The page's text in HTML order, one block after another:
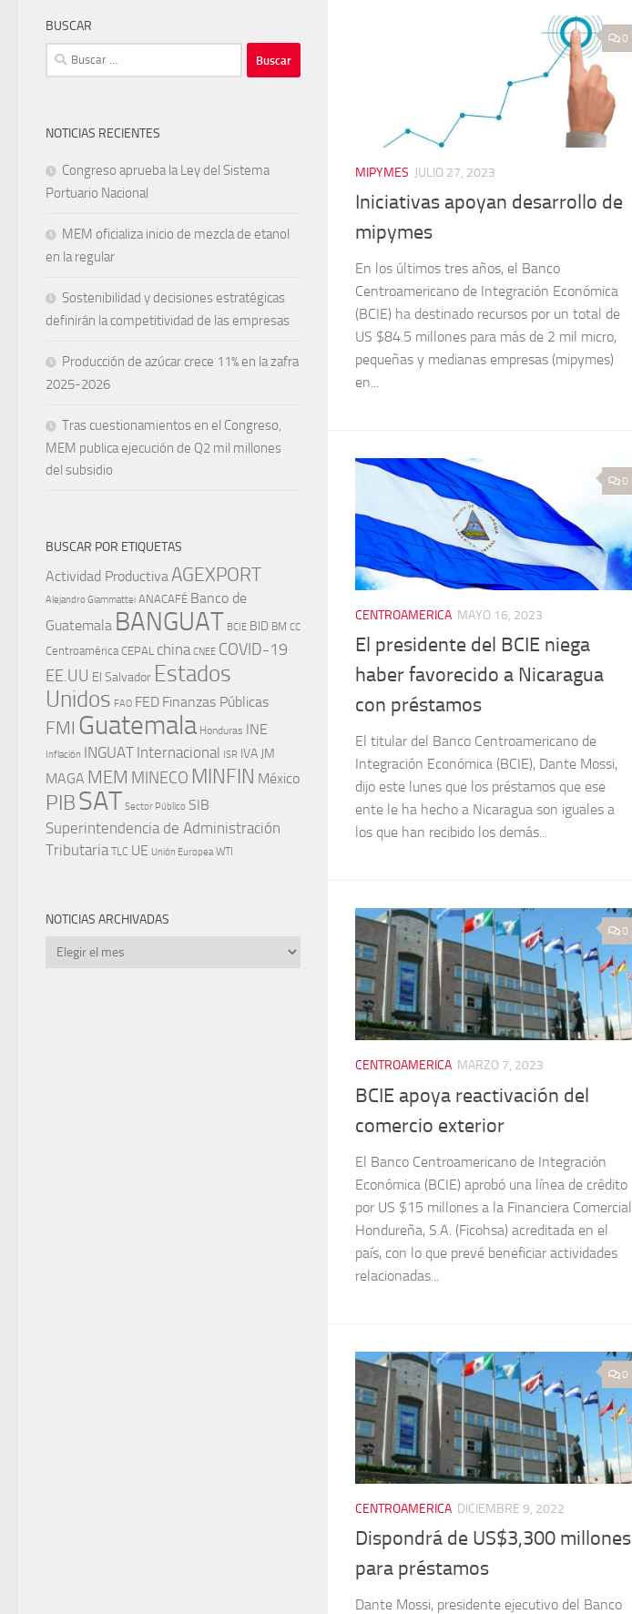
0
MIPYMES JULIO 27, 2023
Iniciativas apoyan desarrollo de
mipymes
En los últimos tres años, el Banco
Centroamericano de Integración Económica
(BCIE) ha destinado recursos por un total de
US $84.5 millones para más de 2 mil micro,
pequeñas y medianas empresas (mipymes)
en...
0
CENTROAMERICA MAYO 16, 2023
El presidente del BCIE niega
haber favorecido a Nicaragua
con préstamos
El titular del Banco Centroamericano de
Integración Económica (BCIE), Dante Mossi,
dijo este lunes que los préstamos que ese
ente le ha hecho a Nicaragua son iguales a
los que han recibido los demás...
0
CENTROAMERICA MARZO 7, 2023
BCIE apoya reactivación del
comercio exterior
El Banco Centroamericano de Integración
Económica (BCIE) aprobó una línea de crédito
por US $15 millones a la Financiera Comercial
Hondureña, S.A. (Ficohsa) acreditada en el
país, con lo que prevé beneficiar actividades
relacionadas...
0
CENTROAMERICA DICIEMBRE 9, 2022
Dispondrá de US$3,300 millones
para préstamos
Dante Mossi, presidente ejecutivo del Banco
BUSCAR
Buscar:
NOTICIAS RECIENTES
Congreso aprueba la Ley del Sistema
Portuario Nacional
MEM oficializa inicio de mezcla de etanol
en la regular
Sostenibilidad y decisiones estratégicas
definirán la competitividad de las empresas
Producción de azúcar crece 11% en la zafra
2025-2026
Tras cuestionamientos en el Congreso,
MEM publica ejecución de Q2 mil millones
del subsidio
BUSCAR POR ETIQUETAS
Actividad ProductivaAGEXPORT
Alejandro Giammattei ANACAFÉ Banco de
Guatemala BANGUAT BCIE BID BM CC
Centroamérica CEPAL china CNEE COVID-19
EE.UU El Salvador Estados
Unidos FAO FED Finanzas Públicas
FMI Guatemala Honduras INE
Inflación INGUAT Internacional ISR IVA JM
MAGA MEM MINECO MINFIN México
PIBSAT Sector Público SIB
Superintendencia de Administración
Tributaria TLC UE Unión Europea WTI
NOTICIAS ARCHIVADAS
Noticias